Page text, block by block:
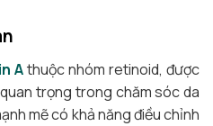
Athuộc nhóm retinoid, được
trọng trong chăm sóc da
mẽ có khả năng điều chỉnh